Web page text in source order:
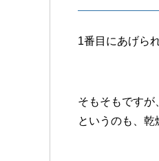
1番目にあげら
そもそもですが
というのも、乾